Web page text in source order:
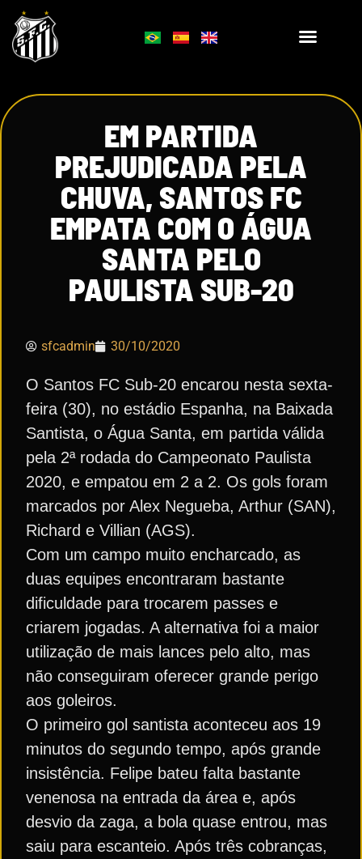
EM PARTIDA
PREJUDICADA PELA
CHUVA, SANTOS FC
EMPATA COM O ÁGUA
SANTA PELO
PAULISTA SUB-20
sfcadmin 30/10/2020
O Santos FC Sub-20 encarou nesta sexta-
feira (30), no estádio Espanha, na Baixada
Santista, o Água Santa, em partida válida
pela 2ª rodada do Campeonato Paulista
2020, e empatou em 2 a 2. Os gols foram
marcados por Alex Negueba, Arthur (SAN),
Richard e Villian (AGS).
Com um campo muito encharcado, as
duas equipes encontraram bastante
dificuldade para trocarem passes e
criarem jogadas. A alternativa foi a maior
utilização de mais lances pelo alto, mas
não conseguiram oferecer grande perigo
aos goleiros.
O primeiro gol santista aconteceu aos 19
minutos do segundo tempo, após grande
insistência. Felipe bateu falta bastante
venenosa na entrada da área e, após
desvio da zaga, a bola quase entrou, mas
saiu para escanteio. Após três cobranças,